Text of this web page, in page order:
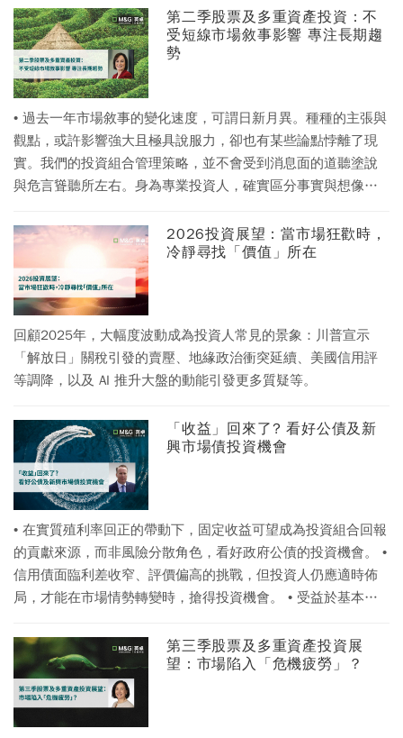
能性。 • 相較之下，股票投資人大多忽略或看穿了當前宏觀經
濟的逆風訊息，轉而聚焦於人工智慧（AI）需求激增的趨勢。市
場熱潮依然不減，但股市能否僅憑AI熱潮持續支撐？未來數月，
AI企業將掀起一波重量級的上市（IPO）潮，這將在某種程度上
考驗投資人胃納的強弱。 • 在2026下半年投資展望中，我們將
探討當前的兩難困境——股市狂熱亮麗的漲勢相對於充滿挑戰
的經濟現實——對投資人意味著什麼。在複雜的市場環境中，
我們的三位投資長都強調了精選標的與長線觀點的重要性：他
們相信這些特質能幫助投資人在充滿不確定性的背景下，發掘
第二季股票及多重資產投資：不
受短線市場敘事影響 專注長期趨
勢
• 過去一年市場敘事的變化速度，可謂日新月異。種種的主張與
觀點，或許影響強大且極具說服力，卻也有某些論點悖離了現
實。我們的投資組合管理策略，並不會受到消息面的道聽塗說
與危言聳聽所左右。身為專業投資人，確實區分事實與想像，
濟方向性押注，而是專注於慎選標的、多元分散，以及價格呈
現折價的資產。同時我們依據當前事實、歷史背景、可信的中
期業績成果，判斷評價是否合理。 • 股票方面，我們在所謂「AI
輸家」領域中也發現理想的投資機會，其中某些企業與其說是
受到了 AI 的負面影響，實則更有機會受惠。我們還降低了能源
與記憶體概念股的部位。對於多重資產，我們針對 5 年期英國
公債，建立了多頭部位。 • 同時我們持續看好能源安全、低碳
生態系統、基礎建設以及創新等長期主題，這些都是資本必然
展望。
2026投資展望：當市場狂歡時，
冷靜尋找「價值」所在
回顧2025年，大幅度波動成為投資人常見的景象：川普宣示
「解放日」關稅引發的賣壓、地緣政治衝突延續、美國信用評
等調降，以及 AI 推升大盤的動能引發更多質疑等。
「收益」回來了? 看好公債及新
興市場債投資機會
• 在實質殖利率回正的帶動下，固定收益可望成為投資組合回報
的貢獻來源，而非風險分散角色，看好政府公債的投資機會。 •
信用債面臨利差收窄、評價偏高的挑戰，但投資人仍應適時佈
局，才能在市場情勢轉變時，搶得投資機會。 • 受益於基本面
投資人青睞。
第三季股票及多重資產投資展
望：市場陷入「危機疲勞」？